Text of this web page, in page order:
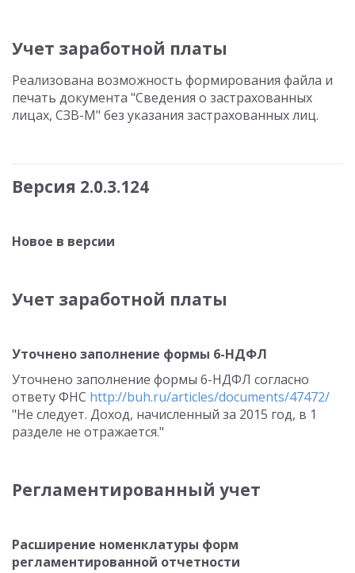
Учет заработной платы
Реализована возможность формирования файла и
печать документа "Сведения о застрахованных
лицах, СЗВ-М" без указания застрахованных лиц.
Версия 2.0.3.124
Новое в версии
Учет заработной платы
Уточнено заполнение формы 6-НДФЛ
Уточнено заполнение формы 6-НДФЛ согласно
ответу ФНС http://buh.ru/articles/documents/47472/
"Не следует. Доход, начисленный за 2015 год, в 1
разделе не отражается."
Регламентированный учет
Расширение номенклатуры форм
регламентированной отчетности